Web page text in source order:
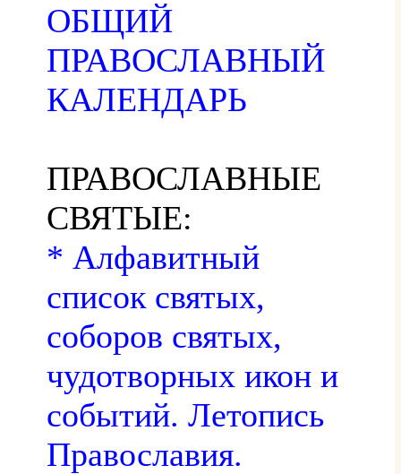
ОБЩИЙ
ПРАВОСЛАВНЫЙ
КАЛЕНДАРЬ
ПРАВОСЛАВНЫЕ
СВЯТЫЕ:
* Алфавитный
список святых,
соборов святых,
чудотворных икон и
событий. Летопись
Православия.